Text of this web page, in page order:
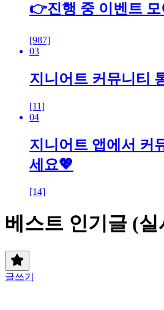
👉진행 중 이벤트 모
[987]
03
지니어트 커뮤니티
[11]
04
지니어트 앱에서 커
세요💖
[14]
베스트 인기글 (실
글쓰기